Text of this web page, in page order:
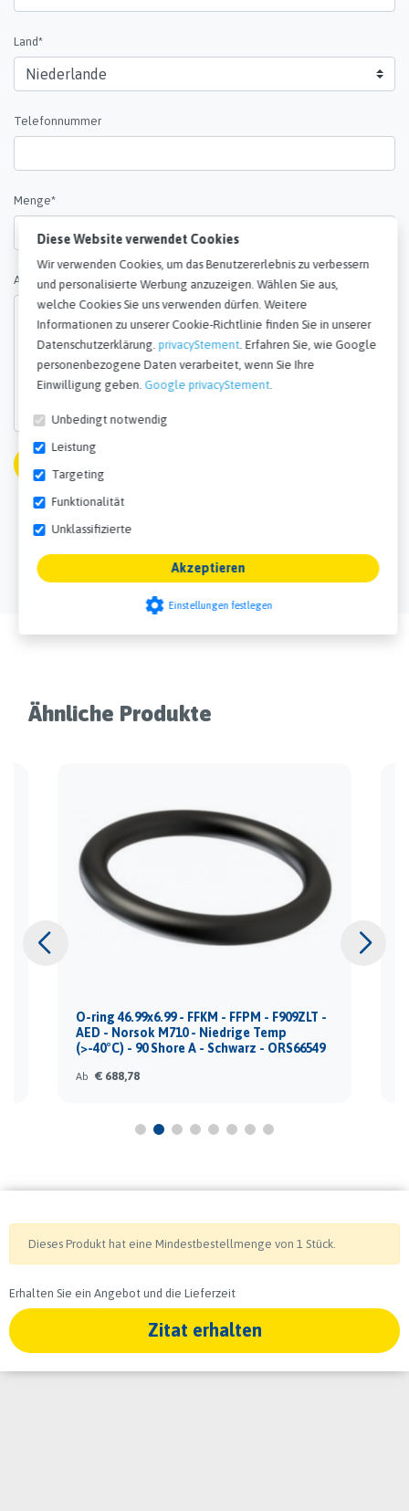
Land*
Telefonnummer
Menge*
Anmerkungen*
Pflichtfelder.
Ähnliche Produkte
O-ring 46.99x6.99 - FFKM - FFPM - F909ZLT -
AED - Norsok M710 - Niedrige Temp
(>-40°C) - 90 Shore A - Schwarz - ORS66549
Ab € 688,78
Dieses Produkt hat eine Mindestbestellmenge von 1 Stück.
Erhalten Sie ein Angebot und die Lieferzeit
Zitat erhalten
Wir verwenden Cookies, um das Benutzererlebnis zu verbessern
und personalisierte Werbung anzuzeigen. Wählen Sie aus,
welche Cookies Sie uns verwenden dürfen. Weitere
Informationen zu unserer Cookie-Richtlinie finden Sie in unserer
Datenschutzerklärung.
privacyStement . Erfahren Sie, wie Google
personenbezogene Daten verarbeitet, wenn Sie Ihre
Einwilligung geben.
Google privacyStement
Unbedingt notwendig
Targeting
Funktionalität
Unklassifizierte
settings